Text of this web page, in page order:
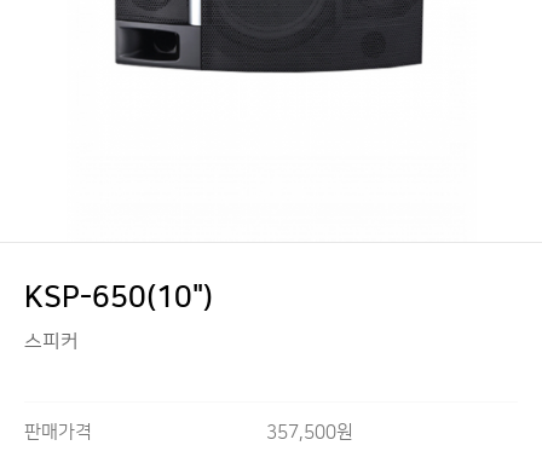
KSP-650(10")
스피커
판매가격
357,500원